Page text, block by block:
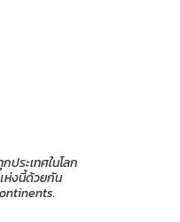
ระเทศในโลก
ห่งนี้ด้วยกัน